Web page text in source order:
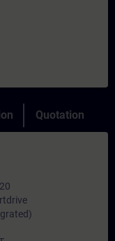
Quotation